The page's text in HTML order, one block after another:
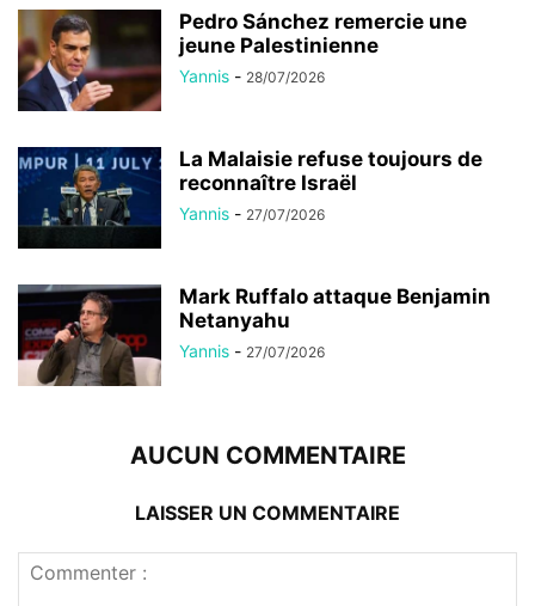
Pedro Sánchez remercie une
jeune Palestinienne
Yannis - 28/07/2026
La Malaisie refuse toujours de
reconnaître Israël
Yannis - 27/07/2026
Mark Ruffalo attaque Benjamin
Netanyahu
Yannis - 27/07/2026
AUCUN COMMENTAIRE
LAISSER UN COMMENTAIRE